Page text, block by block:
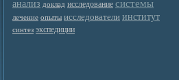
анализ доклад исследование системы
лечение опыты исследователиинститут
синтез экспедиции